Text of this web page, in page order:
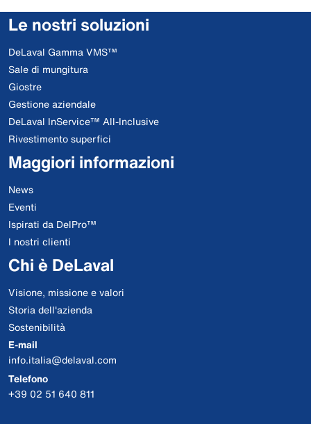
Le nostri soluzioni
DeLaval Gamma VMS™
Sale di mungitura
Giostre
Gestione aziendale
DeLaval InService™ All-Inclusive
Rivestimento superfici
Maggiori informazioni
News
Eventi
Ispirati da DelPro™
I nostri clienti
Chi è DeLaval
Visione, missione e valori
Storia dell'azienda
Sostenibilità
E-mail
info.italia@delaval.com
Telefono
+39 02 51 640 811